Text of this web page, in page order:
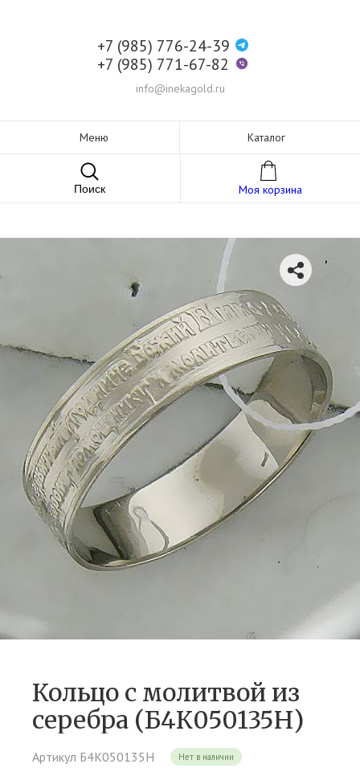
+7 (985) 776-24-39
+7 (985) 771-67-82
info@inekagold.ru
Меню Каталог
Поиск Моя корзина
Кольцо с молитвой из
серебра (Б4К050135Н)
Артикул Б4К050135Н Нет в наличии